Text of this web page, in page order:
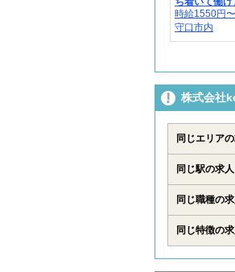
時給1550円
守口市内
株式会社
同じエリア
同じ駅の求人
同じ職種の
同じ特徴の